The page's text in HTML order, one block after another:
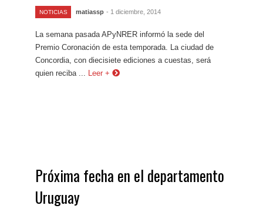
NOTICIAS matiassp - 1 diciembre, 2014
La semana pasada APyNRER informó la sede del
Premio Coronación de esta temporada. La ciudad de
Concordia, con diecisiete ediciones a cuestas, será
quien reciba ...
Leer +
Próxima fecha en el departamento
Uruguay